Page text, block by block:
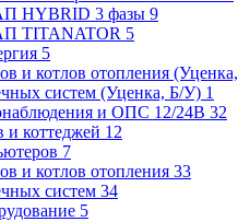
HYBRID 3 фазы 9
TITANATOR 5
5
и котлов отопления
систем (Уценка, Б/У) 1
и ОПС 12/24В 32
коттеджей 12
7
и котлов отопления 33
систем 34
5